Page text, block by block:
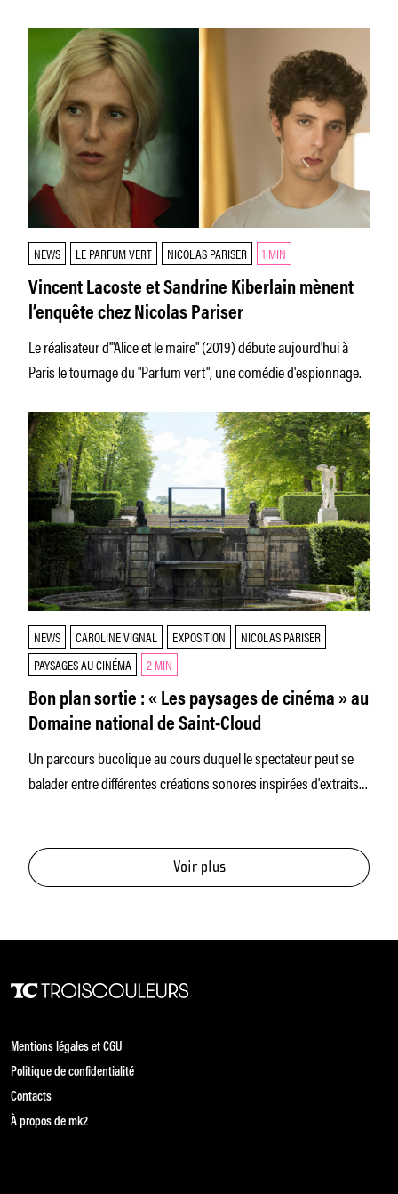
NEWS LE PARFUM VERT NICOLAS PARISER 1 MIN
Vincent Lacoste et Sandrine Kiberlain mènent
l’enquête chez Nicolas Pariser
Le réalisateur d'"Alice et le maire" (2019) débute aujourd'hui à
Paris le tournage du "Parfum vert", une comédie d'espionnage.
NEWS CAROLINE VIGNAL EXPOSITION
NICOLAS PARISER
PAYSAGES AU CINÉMA
2 MIN
Bon plan sortie : « Les paysages de cinéma » au
Domaine national de Saint-Cloud
Un parcours bucolique au cours duquel le spectateur peut se
balader entre différentes créations sonores inspirées d'extraits
Voir plus
Mentions légales et CGU
Politique de confidentialité
Contacts
À propos de mk2